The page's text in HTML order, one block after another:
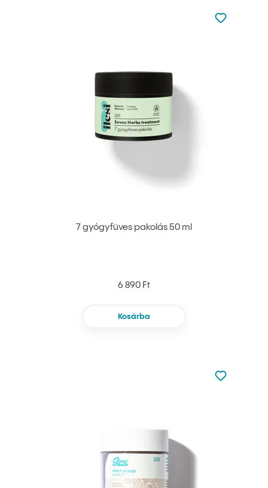
7 gyógyfüves pakolás 50 ml
6 890 Ft
Kosárba
Nincsen
Hozzáadás
Nincsen
Hozzáadás